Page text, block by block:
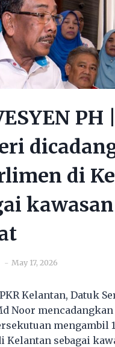
PH
di
kawasan
May 17, 2026
Kelantan, Datuk
Noor mencadangkan
mengambil
Kelantan sebagai